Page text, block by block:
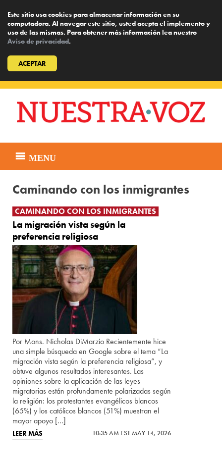
Este sitio usa cookies para almacenar información en su
computadora. Al navegar este sitio, usted acepta el implemento y
uso de las mismas. Para obtener más información lea nuestro
Aviso de privacidad.
ACEPTAR
content
MENU
Caminando con los inmigrantes
CAMINANDO CON LOS INMIGRANTES
La migración vista según la
preferencia religiosa
Por Mons. Nicholas DiMarzio Recientemente hice
una simple búsqueda en Google sobre el tema “La
migración vista según la preferencia religiosa”, y
obtuve algunos resultados interesantes. Las
opiniones sobre la aplicación de las leyes
migratorias están profundamente polarizadas según
la religión: los protestantes evangélicos blancos
(65%) y los católicos blancos (51%) muestran el
mayor apoyo […]
LEER MÁS 10:35 AM EST MAY 14, 2026